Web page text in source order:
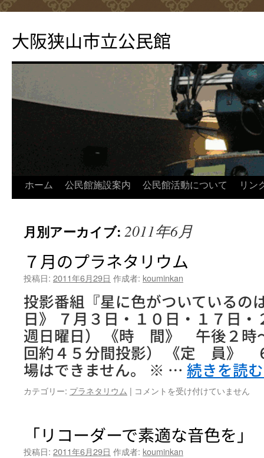
テ
ン
ッ
大阪狭山市立公民館
ホーム 公民館施設案内 公民館活動について リン
月別アーカイブ: 2011年6月
７月のプラネタリウム
投稿日: 2011年6月29日 作成者: kouminkan
投影番組『星に色がついているの
日》 ７月３日・１０日・１７日
週日曜日） 《時 間》 午後２時
回約４５分間投影） 《定 員》
場はできません。 ※ … 続きを読
カテゴリー: プラネタリウム | ７
ラ
ネ
コメントを受け付けていません
「リコーダーで素適な音色
投稿日: 2011年6月29日 作成者: kouminkan